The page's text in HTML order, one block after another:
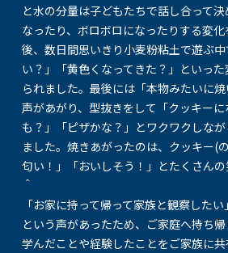
と水の分量は子どもたちで話し合って
なったり、ボロボロになったりする変
後、数日間思いきり小麦粉粘土で遊ぶ
い？」「黄色くなってきた？」といっ
られました。最後には「本物みたいに
声があがり、型抜きをして「クッキー
も？」「ピザかな？」とワクワクしな
ました。焼きあがったのは、クッキー(
匂い！」「おいしそう！」とたくさん
＾
「お家に持って帰って家族と観察したい
という声があったため、ご家庭へ持ち
学んだことや経験したことをご家族に